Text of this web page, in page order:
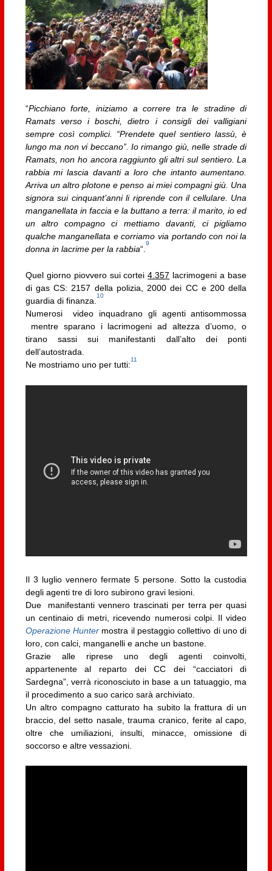
“Picchiano forte, iniziamo a correre tra le stradine di
Ramats verso i boschi, dietro i consigli dei valligiani
sempre così complici. “Prendete quel sentiero lassù, è
lungo ma non vi beccano”. Io rimango giù, nelle strade di
Ramats, non ho ancora raggiunto gli altri sul sentiero. La
rabbia mi lascia davanti a loro che intanto aumentano.
Arriva un altro plotone e penso ai miei compagni giù. Una
signora sui cinquant’anni li riprende con il cellulare. Una
manganellata in faccia e la buttano a terra: il marito, io ed
un altro compagno ci mettiamo davanti, ci pigliamo
qualche manganellata e corriamo via portando con noi la
donna in lacrime per la rabbia“.
9
Quel giorno piovvero sui cortei4.357 lacrimogeni a base
di gas CS: 2157 della polizia, 2000 dei CC e 200 della
guardia di finanza.
10
Numerosi video inquadrano gli agenti antisommossa
mentre sparano i lacrimogeni ad altezza d’uomo, o
tirano sassi sui manifestanti dall’alto dei ponti
dell’autostrada.
Ne mostriamo uno per tutti:
11
Il 3 luglio vennero fermate 5 persone. Sotto la custodia
degli agenti tre di loro subirono gravi lesioni.
Due manifestanti vennero trascinati per terra per quasi
un centinaio di metri, ricevendo numerosi colpi. Il video
Operazione Hunter mostra il pestaggio collettivo di uno di
loro, con calci, manganelli e anche un bastone.
Grazie alle riprese uno degli agenti coinvolti,
appartenente al reparto dei CC dei “cacciatori di
Sardegna”, verrà riconosciuto in base a un tatuaggio, ma
il procedimento a suo carico sarà archiviato.
Un altro compagno catturato ha subito la frattura di un
braccio, del setto nasale, trauma cranico, ferite al capo,
oltre che umiliazioni, insulti, minacce, omissione di
soccorso e altre vessazioni.